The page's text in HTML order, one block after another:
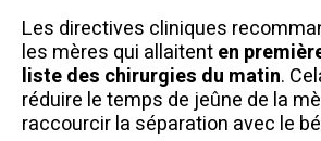
Les directives cliniques
les mères qui allaitenten
liste des chirurgies du matin.
réduire le temps de jeûne de la
raccourcir la séparation avec le